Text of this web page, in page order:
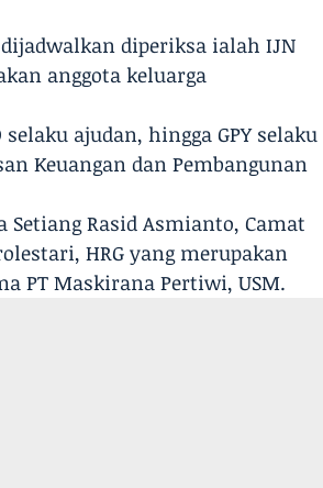
diperiksa ialah IJN
anggota keluarga
ajudan, hingga GPY selaku
Keuangan dan Pembangunan
Setiang Rasid Asmianto, Camat
HRG yang merupakan
PT Maskirana Pertiwi, USM.